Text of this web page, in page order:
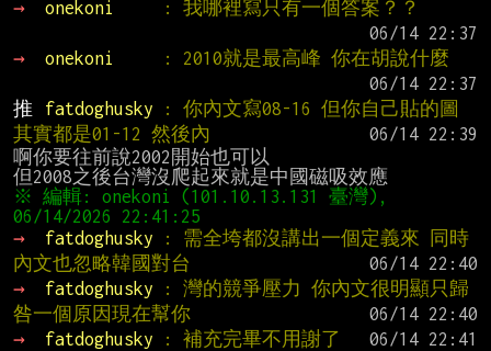
→
onekoni
: 我哪裡寫只有一個答案？？
→
onekoni
: 2010就是最高峰 你在胡說什麼
推
fatdoghusky
: 你內文寫08-16 但你自己貼的圖
其實都是01-12 然後內
啊你要往前說2002開始也可以
※ 編輯: onekoni (101.10.13.131 臺灣),
→
fatdoghusky
: 需全垮都沒講出一個定義來 同時
內文也忽略韓國對台
→
fatdoghusky
: 灣的競爭壓力 你內文很明顯只歸
咎一個原因現在幫你
→
fatdoghusky : 補充完畢不用謝了